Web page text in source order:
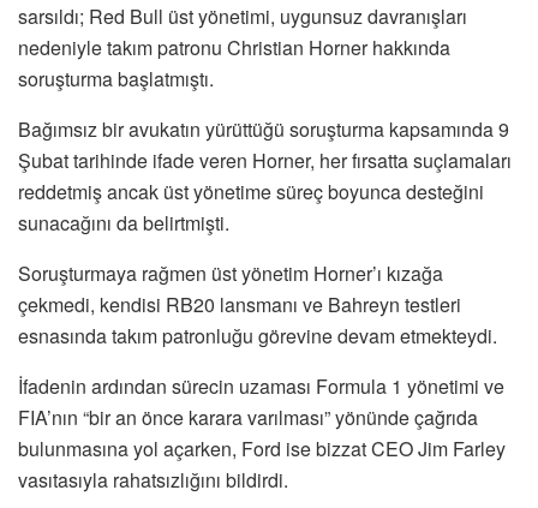
sarsıldı; Red Bull üst yönetimi, uygunsuz davranışları
nedeniyle takım patronu Christian Horner hakkında
soruşturma başlatmıştı.
Bağımsız bir avukatın yürüttüğü soruşturma kapsamında 9
Şubat tarihinde ifade veren Horner, her fırsatta suçlamaları
reddetmiş ancak üst yönetime süreç boyunca desteğini
sunacağını da belirtmişti.
Soruşturmaya rağmen üst yönetim Horner’ı kızağa
çekmedi, kendisi RB20 lansmanı ve Bahreyn testleri
esnasında takım patronluğu görevine devam etmekteydi.
İfadenin ardından sürecin uzaması Formula 1 yönetimi ve
FIA’nın “bir an önce karara varılması” yönünde çağrıda
bulunmasına yol açarken, Ford ise bizzat CEO Jim Farley
vasıtasıyla rahatsızlığını bildirdi.